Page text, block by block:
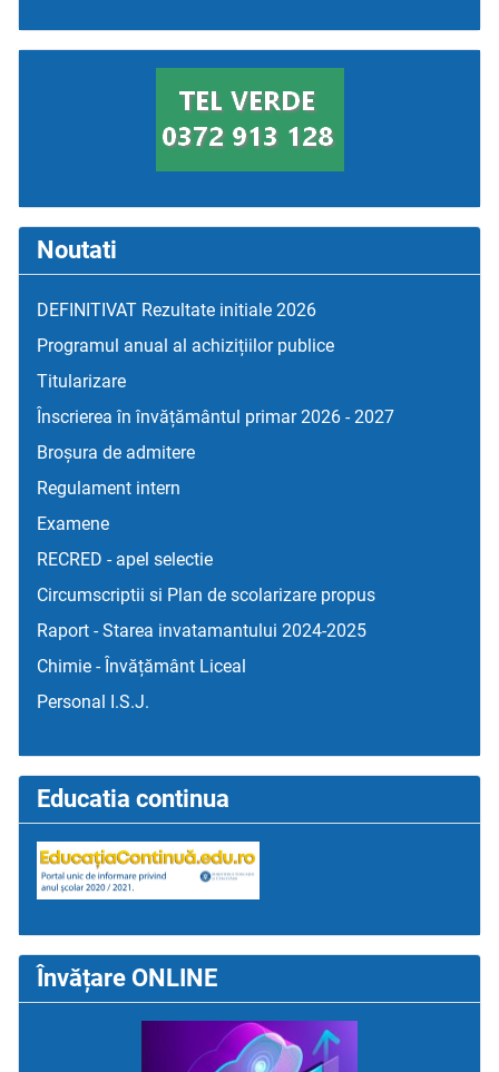
Noutati
DEFINITIVAT Rezultate initiale 2026
Programul anual al achizițiilor publice
Titularizare
Înscrierea în învățământul primar 2026 - 2027
Broșura de admitere
Regulament intern
Examene
RECRED - apel selectie
Circumscriptii si Plan de scolarizare propus
Raport - Starea invatamantului 2024-2025
Chimie - Învățământ Liceal
Personal I.S.J.
Educatia continua
Învățare ONLINE